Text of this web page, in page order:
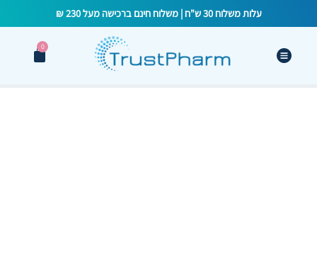
עלות משלוח 30 ש"ח | משלוח חינם ברכישה מעל 230 ₪
0